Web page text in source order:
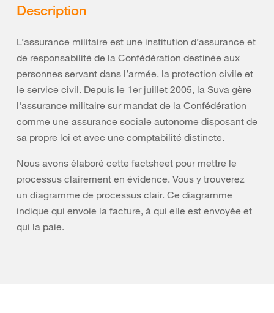
Description
L’assurance militaire est une institution d’assurance et
de responsabilité de la Confédération destinée aux
personnes servant dans l’armée, la protection civile et
le service civil. Depuis le 1er juillet 2005, la Suva gère
l'assurance militaire sur mandat de la Confédération
comme une assurance sociale autonome disposant de
sa propre loi et avec une comptabilité distincte.
Nous avons élaboré cette factsheet pour mettre le
processus clairement en évidence. Vous y trouverez
un diagramme de processus clair. Ce diagramme
indique qui envoie la facture, à qui elle est envoyée et
qui la paie.